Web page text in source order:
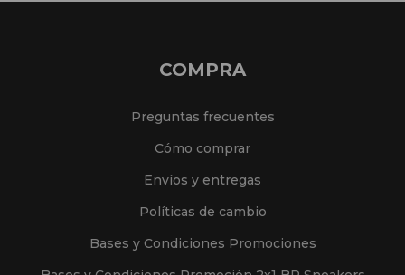
COMPRA
Preguntas frecuentes
Cómo comprar
Envíos y entregas
Políticas de cambio
Bases y Condiciones Promociones